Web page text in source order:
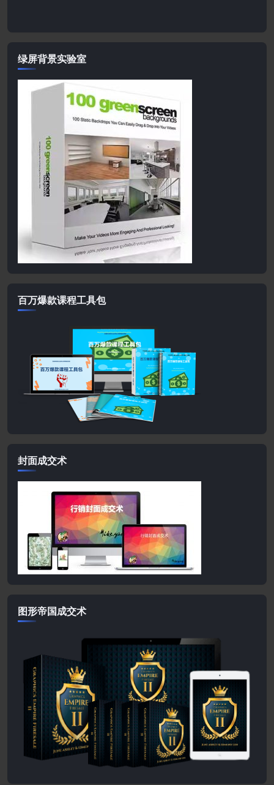
绿屏背景实验室
百万爆款课程工具包
封面成交术
图形帝国成交术